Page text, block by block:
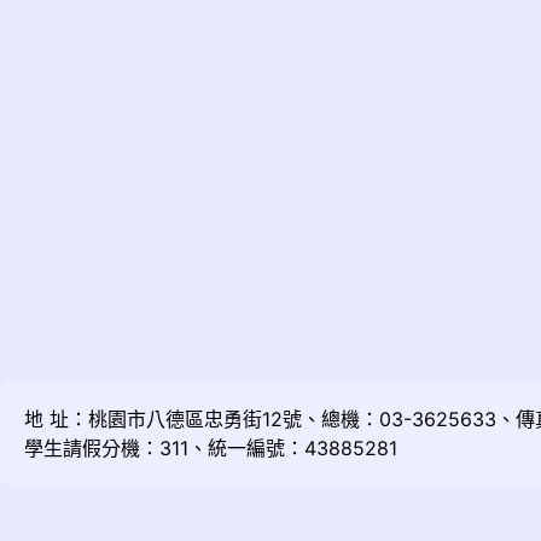
地 址：桃園市八德區忠勇街12號、總機：03-3625633、
學生請假分機：311、統一編號：43885281